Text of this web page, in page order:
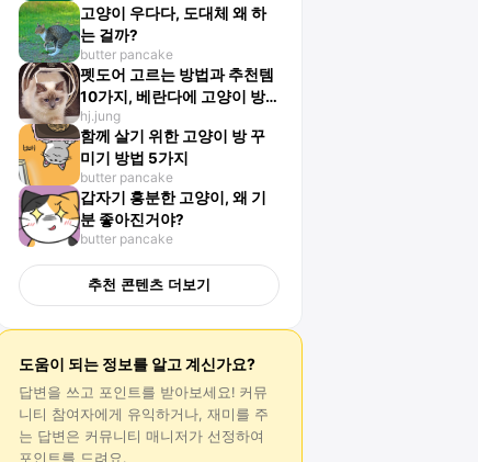
고양이 우다다, 도대체 왜 하
는 걸까?
butter pancake
펫도어 고르는 방법과 추천템
10가지, 베란다에 고양이 방
묘문 필요하다면?
hj.jung
함께 살기 위한 고양이 방 꾸
미기 방법 5가지
butter pancake
갑자기 흥분한 고양이, 왜 기
분 좋아진거야?
butter pancake
추천 콘텐츠 더보기
도움이 되는 정보를 알고 계신가요?
답변 을 쓰고 포인트를 받아보세요! 커뮤
니티 참여자에게 유익하거나, 재미를 주
는 답변 은 커뮤니티 매니저가 선정하여
포인트를 드려요.